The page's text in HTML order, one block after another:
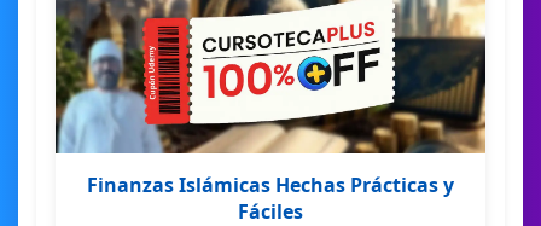
Finanzas Islámicas Hechas Prácticas y
Fáciles